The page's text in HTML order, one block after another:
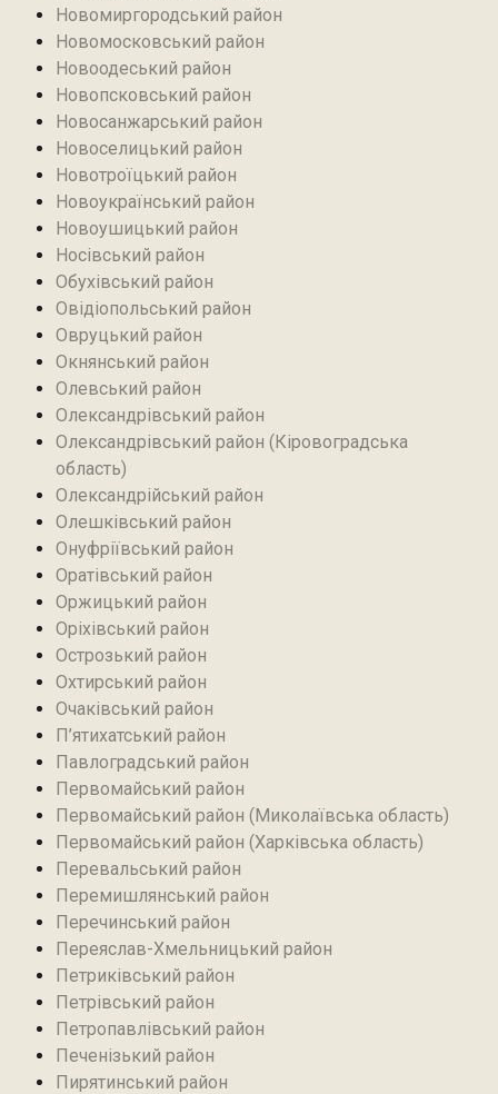
Новомиргородський район
Новомосковський район
Новоодеський район‎
Новопсковський район‎
Новосанжарський район
Новоселицький район
Новотроїцький район
Новоукраїнський район
Новоушицький район
Носівський район
Обухівський район
Овідіопольський район‎
Овруцький район‎
Окнянський район
Олевський район‎
Олександрівський район
Олександрівський район (Кіровоградська
область)
Олександрійський район
Олешківський район
Онуфріївський район‎
Оратівський район
Оржицький район
Оріхівський район
Острозький район
Охтирський район
Очаківський район
П’ятихатський район
Павлоградський район
Первомайський район
Первомайський район (Миколаївська область)
Первомайський район (Харківська область)
Перевальський район‎
Перемишлянський район
Перечинський район
Переяслав-Хмельницький район
Петриківський район
Петрівський район‎
Петропавлівський район
Печенізький район
Пирятинський район